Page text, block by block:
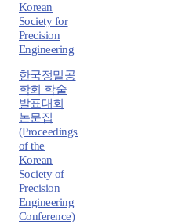
Korean
Society for
Precision
Engineering
한국정밀공
학회 학술
발표대회
논문집
(Proceedings
of the
Korean
Society of
Precision
Engineering
Conference)